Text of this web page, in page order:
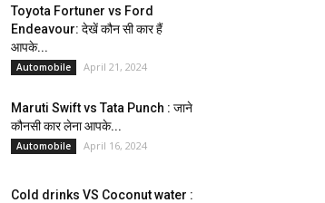
Toyota Fortuner vs Ford
Endeavour: देखें कौन सी कार हैं
आपके...
Automobile April 21, 2024
Maruti Swift vs Tata Punch : जाने
कौनसी कार लेना आपके...
Automobile April 16, 2024
Cold drinks VS Coconut water :